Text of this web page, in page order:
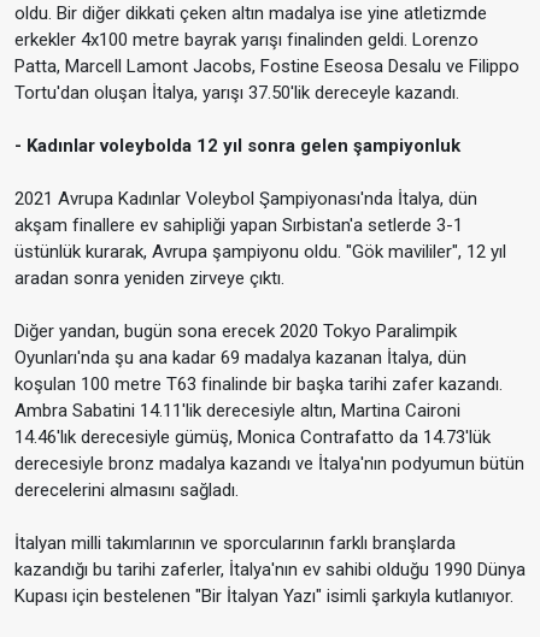
oldu. Bir diğer dikkati çeken altın madalya ise yine atletizmde
erkekler 4x100 metre bayrak yarışı finalinden geldi. Lorenzo
Patta, Marcell Lamont Jacobs, Fostine Eseosa Desalu ve Filippo
Tortu'dan oluşan İtalya, yarışı 37.50'lik dereceyle kazandı.
- Kadınlar voleybolda 12 yıl sonra gelen şampiyonluk
2021 Avrupa Kadınlar Voleybol Şampiyonası'nda İtalya, dün
akşam finallere ev sahipliği yapan Sırbistan'a setlerde 3-1
üstünlük kurarak, Avrupa şampiyonu oldu. "Gök mavililer", 12 yıl
aradan sonra yeniden zirveye çıktı.
Diğer yandan, bugün sona erecek 2020 Tokyo Paralimpik
Oyunları'nda şu ana kadar 69 madalya kazanan İtalya, dün
koşulan 100 metre T63 finalinde bir başka tarihi zafer kazandı.
Ambra Sabatini 14.11'lik derecesiyle altın, Martina Caironi
14.46'lık derecesiyle gümüş, Monica Contrafatto da 14.73'lük
derecesiyle bronz madalya kazandı ve İtalya'nın podyumun bütün
derecelerini almasını sağladı.
İtalyan milli takımlarının ve sporcularının farklı branşlarda
kazandığı bu tarihi zaferler, İtalya'nın ev sahibi olduğu 1990 Dünya
Kupası için bestelenen "Bir İtalyan Yazı" isimli şarkıyla kutlanıyor.